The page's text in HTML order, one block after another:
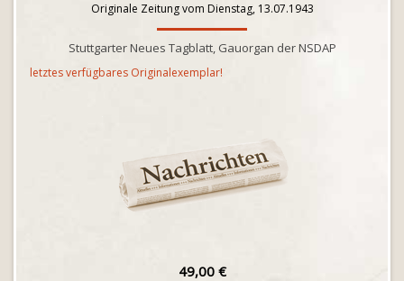
Originale Zeitung vom Dienstag, 13.07.1943
Stuttgarter Neues Tagblatt, Gauorgan der NSDAP
letztes verfügbares Originalexemplar!
49,00 €